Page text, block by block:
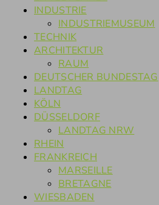
INDUSTRIE
INDUSTRIEMUSEUM
TECHNIK
ARCHITEKTUR
RAUM
DEUTSCHER BUNDESTAG
LANDTAG
KÖLN
DÜSSELDORF
LANDTAG NRW
RHEIN
FRANKREICH
MARSEILLE
BRETAGNE
WIESBADEN